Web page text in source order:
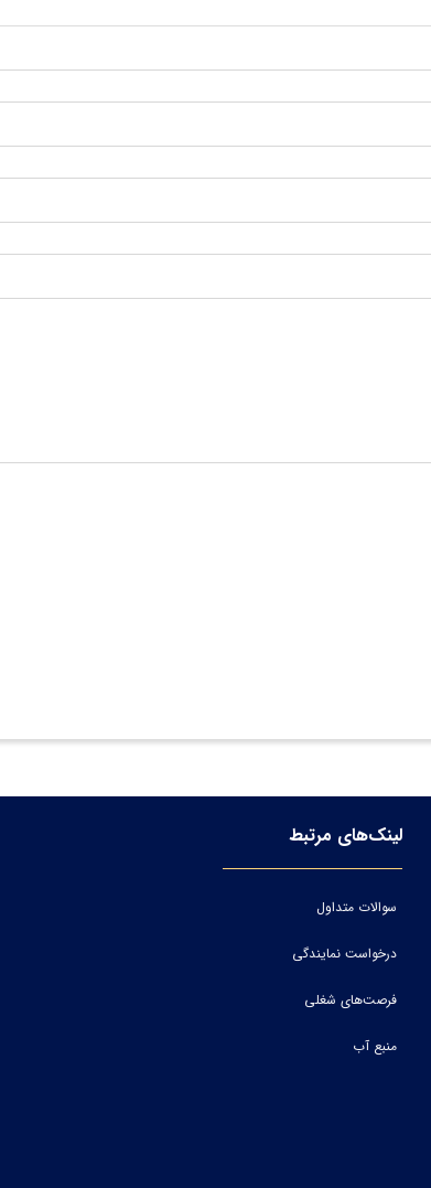
لینک‌های مرتبط
سوالات متداول
درخواست نمایندگی
فرصت‌های شغلی
منبع آب